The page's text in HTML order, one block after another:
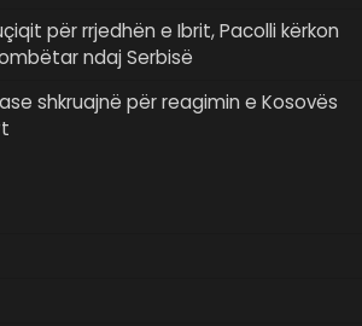
për rrjedhën e Ibrit, Pacolli kërkon
ndaj Serbisë
shkruajnë për reagimin e Kosovës